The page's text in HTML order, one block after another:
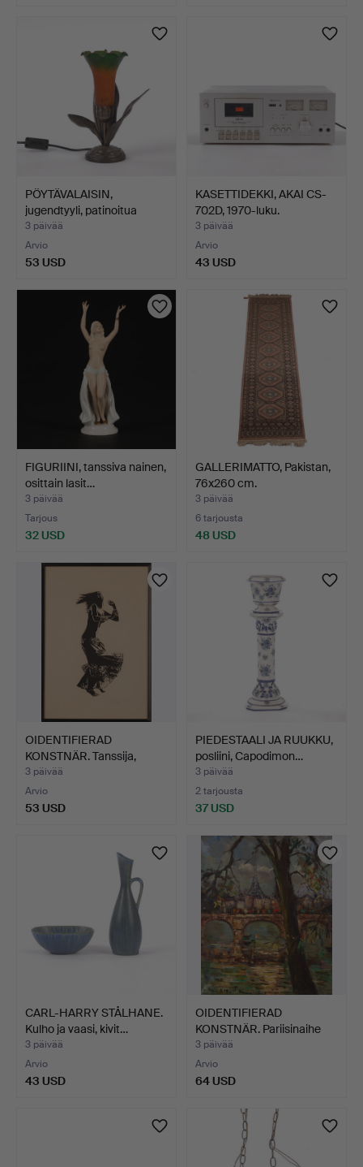
PÖYTÄVALAISIN,
jugendtyyli, patinoitua
met…
3 päivää
Arvio
53 USD
KASETTIDEKKI, AKAI CS-
702D, 1970-luku.
3 päivää
Arvio
43 USD
FIGURIINI, tanssiva nainen,
osittain lasit…
3 päivää
Tarjous
32 USD
GALLERIMATTO, Pakistan,
76x260 cm.
3 päivää
6 tarjousta
48 USD
OIDENTIFIERAD
KONSTNÄR. Tanssija,
siluetti…
3 päivää
Arvio
53 USD
PIEDESTAALI JA RUUKKU,
posliini, Capodimon…
3 päivää
2 tarjousta
37 USD
CARL-HARRY STÅLHANE.
Kulho ja vaasi, kivit…
3 päivää
Arvio
43 USD
OIDENTIFIERAD
KONSTNÄR. Pariisinaihe
Eiffe…
3 päivää
Arvio
64 USD